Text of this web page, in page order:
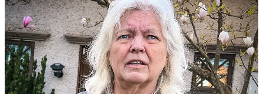
Se till att bli betalandeprenumerant(60 kronor/månad) för att ta del
av alla reportaget och för att stödja mitt arbete. Det går även bra att
blimånadsgivareeller swisha ett bidrag till 123-697 89 69.
Kapitalist med Leninfetisch